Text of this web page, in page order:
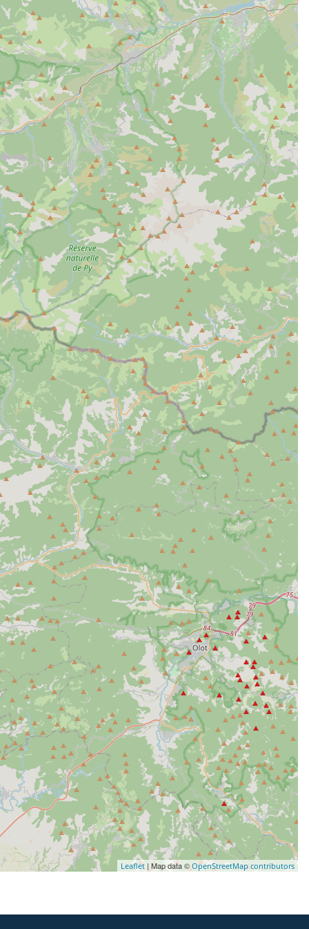
Leaflet| Map data © OpenStreetMap contributors